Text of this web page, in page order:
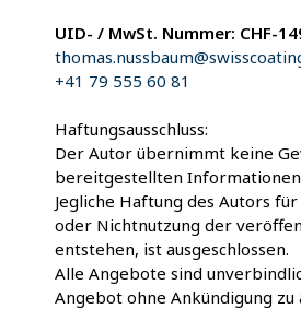
UID- / MwSt. Nummer: CHF-
+41 79 555 60 81
Haftungsausschluss:
Der Autor übernimmt keine
bereitgestellten
Jegliche Haftung des Autors
oder Nichtnutzung der
entstehen, ist ausgeschlossen.
Alle Angebote sind
Angebot ohne Ankündigung